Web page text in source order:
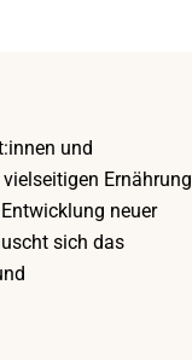
und
Ernährung
neuer
sich das